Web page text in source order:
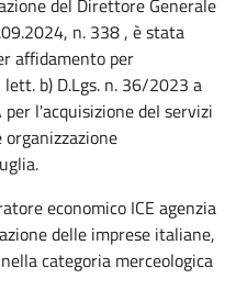
del Direttore Generale
n. 338 , è stata
affidamento per
b) D.Lgs. n. 36/2023 a
l'acquisizione deI servizi
economico ICE agenzia
delle imprese italiane,
categoria merceologica